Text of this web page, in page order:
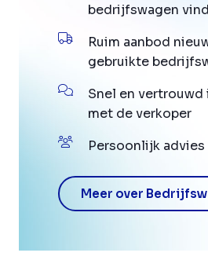
bedrijfswagen
Ruim aanbod
gebruikte
Snel en
met de verkoper
Persoonlijk advies
Meer over